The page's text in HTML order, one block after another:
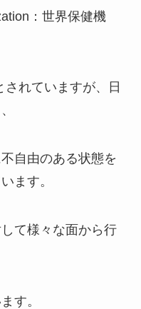
：世界保健機
れていますが、日
自由のある状態を
ます。
て様々な面から行
す。